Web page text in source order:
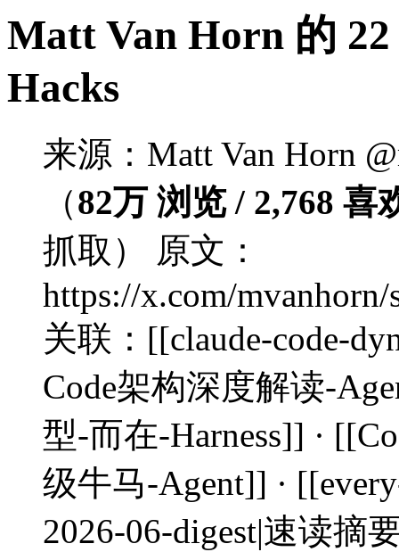
Matt Van Horn 的
Hacks
来源：Matt Van Horn
（82万 浏览 / 2,768 喜
抓取） 原文：
https://x.com/
关联：[[claude-code-
Code架构深度解读-
型-而在-Harness]] ·
级牛马-Agent]] ·
2026-06-digest|速读摘